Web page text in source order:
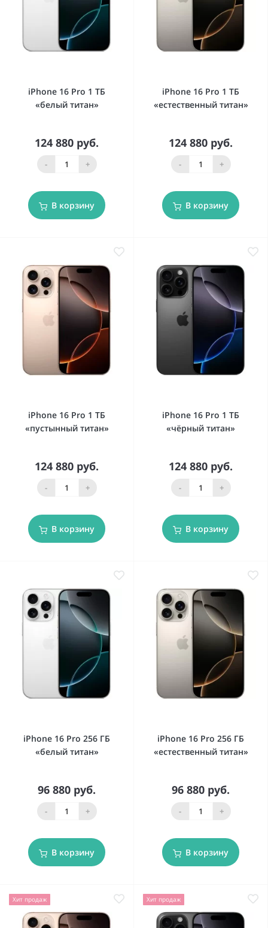
iPhone 16 Pro 1 ТБ
«белый титан»
124 880 руб.
- +
В корзину
iPhone 16 Pro 1 ТБ
«естественный титан»
124 880 руб.
- +
В корзину
iPhone 16 Pro 1 ТБ
«пустынный титан»
124 880 руб.
- +
В корзину
iPhone 16 Pro 1 ТБ
«чёрный титан»
124 880 руб.
- +
В корзину
iPhone 16 Pro 256 ГБ
«белый титан»
96 880 руб.
- +
В корзину
iPhone 16 Pro 256 ГБ
«естественный титан»
96 880 руб.
- +
В корзину
Хит продаж Хит продаж